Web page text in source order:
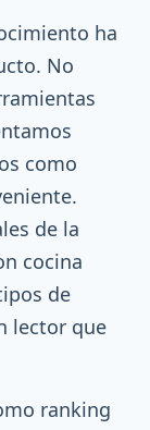
ha
No
como
de la
cocina
de
lector que
ranking